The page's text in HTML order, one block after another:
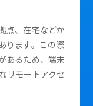
点、在宅などか
ります。この際
あるため、端末
リモートアクセ